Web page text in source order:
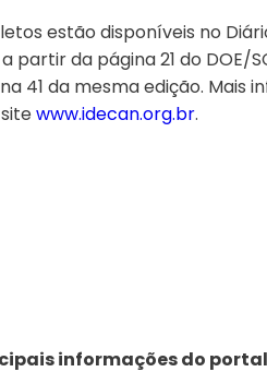
estão disponíveis no
partir da página 21 do DOE/
41 da mesma edição. Mais
www.idecan.org.br.
informações do